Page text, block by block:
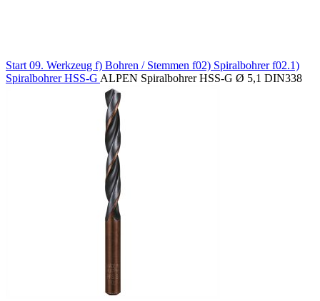
Start 09. Werkzeug f) Bohren / Stemmen f02) Spiralbohrerf02.1)
Spiralbohrer HSS-G ALPEN Spiralbohrer HSS-G Ø 5,1 DIN338